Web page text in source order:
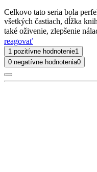
Celkovo tato seria bola
všetkých častiach, dĺžka
také oživenie, zlepšenie
reagovať
1 pozitívne hodnotenie1
0 negatívne hodnotenia0